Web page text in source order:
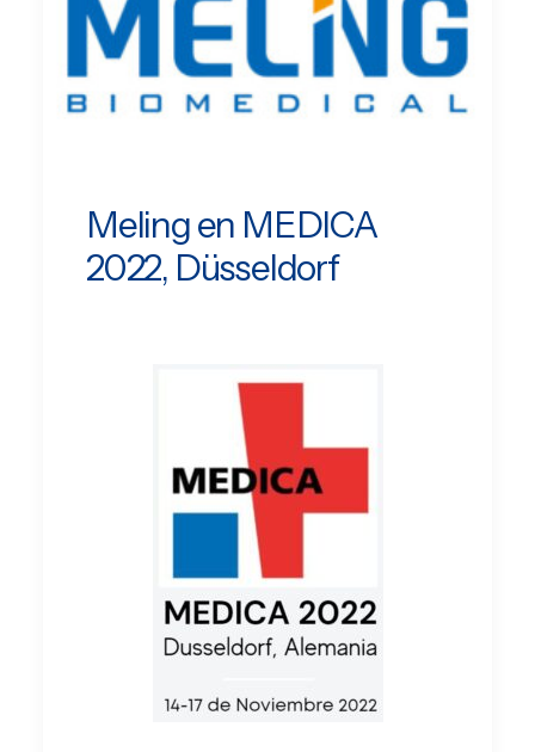
Meling en MEDICA
2022, Düsseldorf